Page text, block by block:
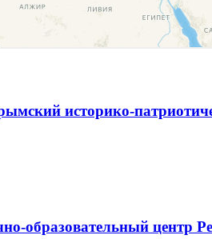
историко-
образовательный центр